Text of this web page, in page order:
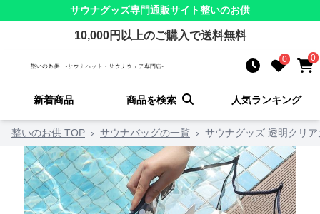
サウナグッズ専門通販サイト整いのお供
10,000円以上のご購入で送料無料
0 0
新着商品 商品を検索 人気ランキング
整いのお供 TOP › サウナバッグの一覧 › サウナグッズ 透明クリ